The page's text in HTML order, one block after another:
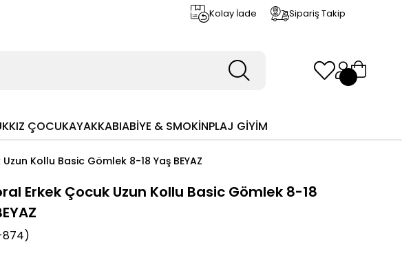
Kolay İade Sipariş Takip
KIZ ÇOCUKAYAKKABIABİYE & SMOKİNPLAJ GİYİM
Kollu Basic Gömlek 8-18 Yaş BEYAZ
Erkek Çocuk Uzun Kollu Basic Gömlek 8-18
874)